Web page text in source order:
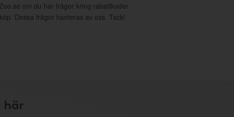
om du har frågor kring rabattkoder
Dessa frågor hanteras av oss. Tack!
här